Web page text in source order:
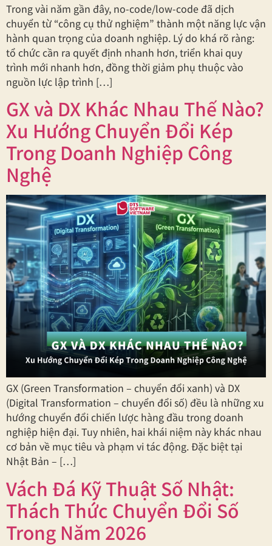
Trong vài năm gần đây, no-code/low-code đã dịch
chuyển từ “công cụ thử nghiệm” thành một năng lực vận
hành quan trọng của doanh nghiệp. Lý do khá rõ ràng:
tổ chức cần ra quyết định nhanh hơn, triển khai quy
trình mới nhanh hơn, đồng thời giảm phụ thuộc vào
nguồn lực lập trình […]
GX và DX Khác Nhau Thế Nào?
Xu Hướng Chuyển Đổi Kép
Trong Doanh Nghiệp Công
Nghệ
GX (Green Transformation – chuyển đổi xanh) và DX
(Digital Transformation – chuyển đổi số) đều là những xu
hướng chuyển đổi chiến lược hàng đầu trong doanh
nghiệp hiện đại. Tuy nhiên, hai khái niệm này khác nhau
cơ bản về mục tiêu và phạm vi tác động. Đặc biệt tại
Nhật Bản – […]
Vách Đá Kỹ Thuật Số Nhật:
Thách Thức Chuyển Đổi Số
Trong Năm 2026